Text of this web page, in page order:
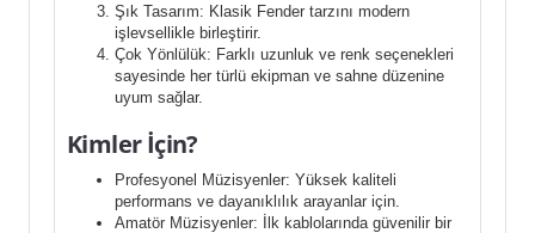
Şık Tasarım: Klasik Fender tarzını modern
işlevsellikle birleştirir.
Çok Yönlülük: Farklı uzunluk ve renk seçenekleri
sayesinde her türlü ekipman ve sahne düzenine
uyum sağlar.
Kimler İçin?
Profesyonel Müzisyenler: Yüksek kaliteli
performans ve dayanıklılık arayanlar için.
Amatör Müzisyenler: İlk kablolarında güvenilir bir